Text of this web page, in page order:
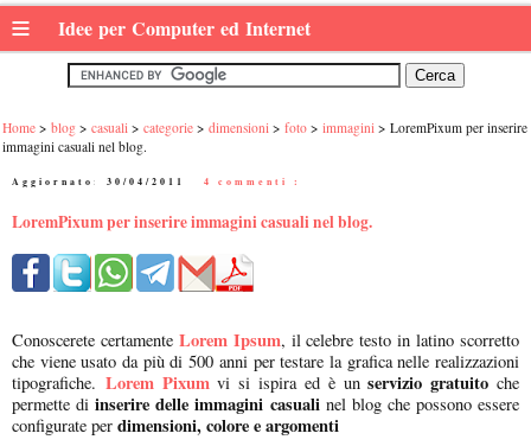
≡ Idee per Computer ed Internet
Home blog casuali categorie dimensioni foto immagini
LoremPixum per inserire
immagini casuali nel blog.
Aggiornato: 30/04/2011 4 commenti :
LoremPixum per inserire immagini casuali nel blog.
Conoscerete certamente Lorem Ipsum, il celebre testo in latino scorretto
che viene usato da più di 500 anni per testare la grafica nelle realizzazioni
tipografiche. Lorem Pixumvi si ispira ed è unservizio gratuito che
permette diinserire delle immagini casualinel blog che possono essere
configurate per dimensioni, colore e argomenti